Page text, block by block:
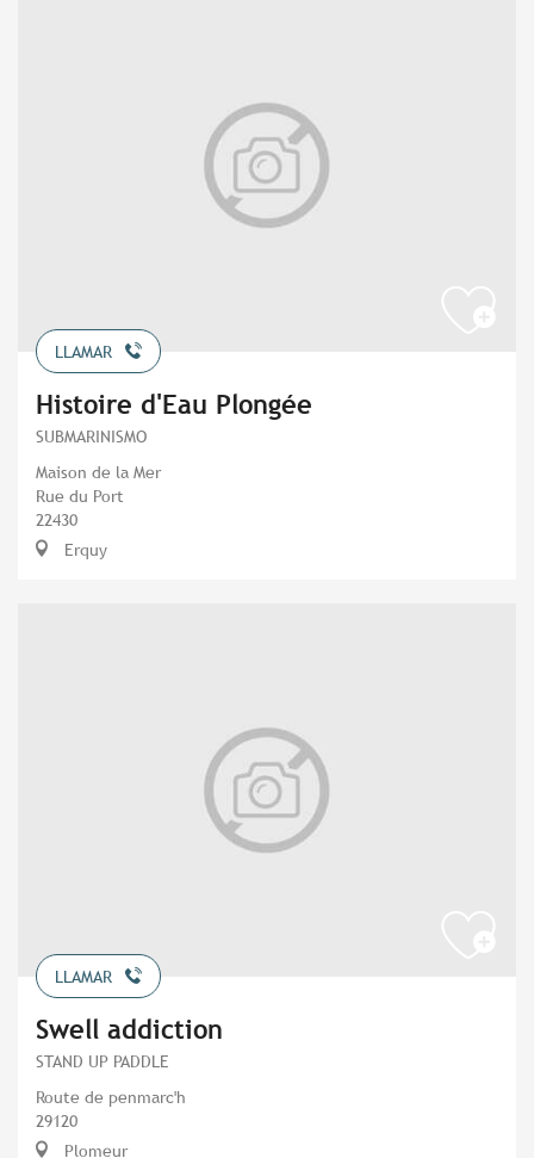
LLAMAR
Histoire d'Eau Plongée
SUBMARINISMO
Maison de la Mer
Rue du Port
22430
Erquy
LLAMAR
Swell addiction
STAND UP PADDLE
Route de penmarc'h
29120
Plomeur